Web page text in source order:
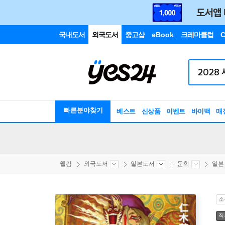
국내도서 외국도서 중고샵 eBook 크레마클럽
빠른분야찾기 베스트 신상품 이벤트 바이백 매
웰컴 외국도서 일본도서 문학 일